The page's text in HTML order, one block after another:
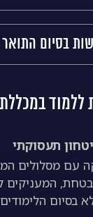
תעסוקתי
עם מסלולים
המעניקים
בסיום